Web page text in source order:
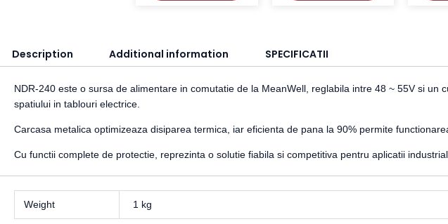
Description Additional information SPECIFICATII
NDR-240 este o sursa de alimentare in comutatie de la MeanWell, reglabila intre 48 ~ 55V si
spatiului in tablouri electrice.
Carcasa metalica optimizeaza disiparea termica, iar eficienta de pana la 90% permite
Cu functii complete de protectie, reprezinta o solutie fiabila si competitiva pentru aplicatii
Weight 1 kg